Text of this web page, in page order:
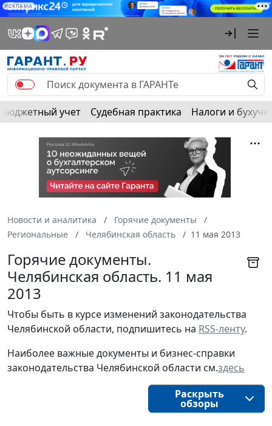
РЕКЛАМА
Бюджетный учет Судебная практика Налоги и
Новости и аналитика
Горячие документы
Региональные
Челябинская область 11 мая 2013
Горячие документы.
Челябинская область. 11 мая
2013
Чтобы быть в курсе изменений законодательства
Челябинской области, подпишитесь на RSS-ленту.
Наиболее важные документы и бизнес-справки
законодательства Челябинской области см.здесь
Раскрыть
обзоры